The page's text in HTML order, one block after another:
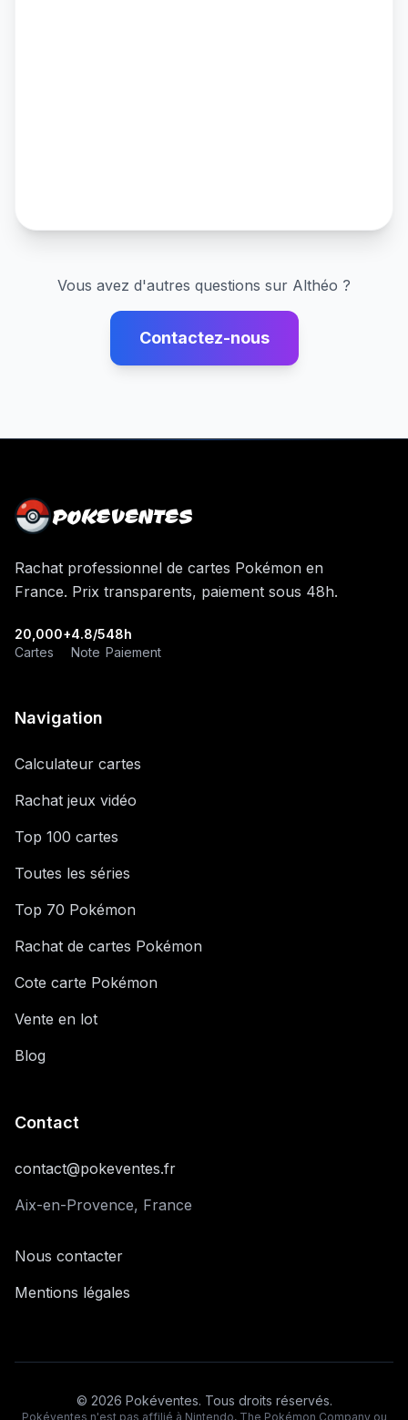
Vous avez d'autres questions sur Althéo ?
Contactez-nous
POKEVENTES
Rachat professionnel de cartes Pokémon en
France. Prix transparents, paiement sous 48h.
20,000+
Cartes
4.8/5
Note
48h
Paiement
Navigation
Calculateur cartes
Rachat jeux vidéo
Top 100 cartes
Toutes les séries
Top 70 Pokémon
Rachat de cartes Pokémon
Cote carte Pokémon
Vente en lot
Blog
Contact
contact@pokeventes.fr
Aix-en-Provence, France
Nous contacter
Mentions légales
© 2026 Pokéventes. Tous droits réservés.
Pokéventes n'est pas affilié à Nintendo, The Pokémon Company ou